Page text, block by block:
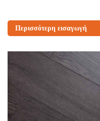
Περισσότερη εισαγωγή